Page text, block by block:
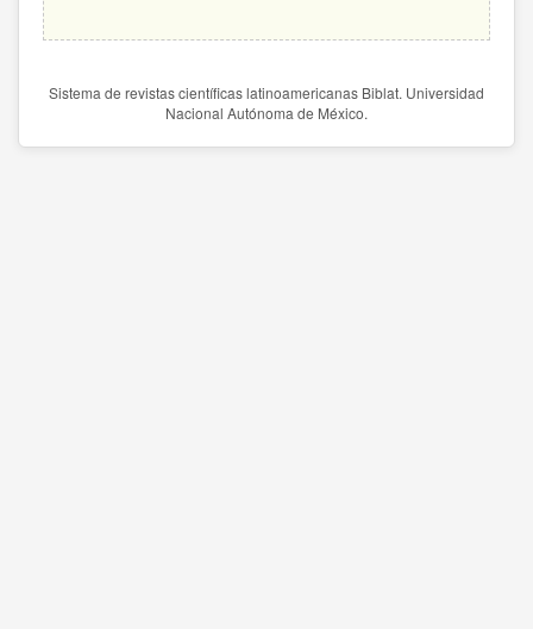
Sistema de revistas científicas latinoamericanas Biblat. Universidad
Nacional Autónoma de México.